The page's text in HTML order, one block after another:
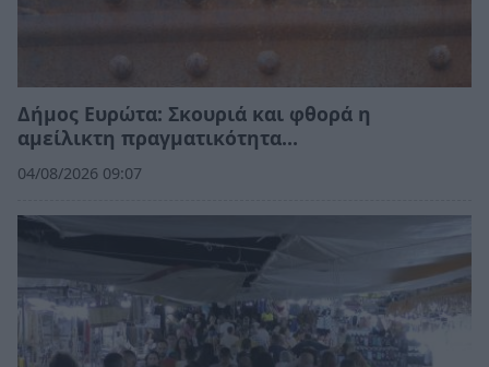
Δήμος Ευρώτα: Σκουριά και φθορά η
αμείλικτη πραγματικότητα…
04/08/2026 09:07